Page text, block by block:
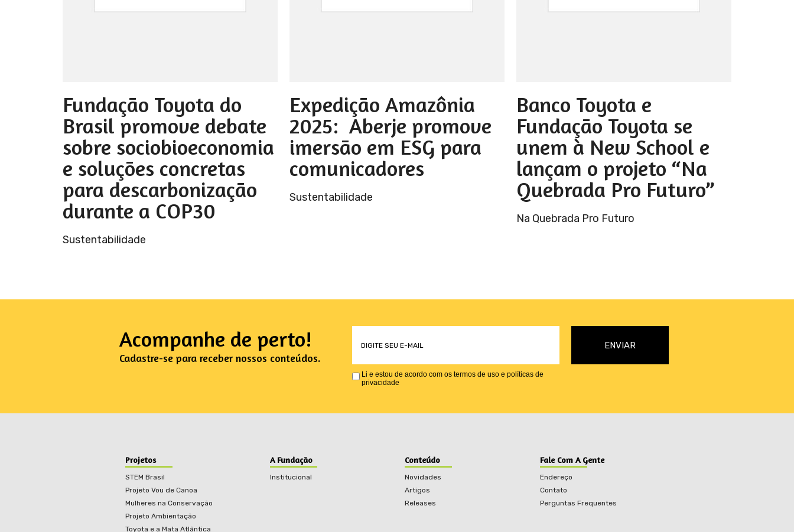
Fundação Toyota do
Brasil promove debate
sobre sociobioeconomia
e soluções concretas
para descarbonização
durante a COP30
Sustentabilidade
Expedição Amazônia
2025: Aberje promove
imersão em ESG para
comunicadores
Sustentabilidade
Banco Toyota e
Fundação Toyota se
unem à New School e
lançam o projeto “Na
Quebrada Pro Futuro”
Na Quebrada Pro Futuro
Acompanhe de perto!
Cadastre-se para receber nossos conteúdos.
Li e estou de acordo com os termos de uso e políticas de
privacidade
Projetos
STEM Brasil
Projeto Vou de Canoa
Mulheres na Conservação
Projeto Ambientação
Toyota e a Mata Atlântica
A Fundação
Institucional
Conteúdo
Novidades
Artigos
Releases
Fale Com A Gente
Endereço
Contato
Perguntas Frequentes